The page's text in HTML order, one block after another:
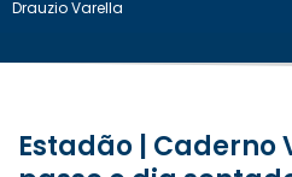
Drauzio Varella
Estadão | Caderno Viva - 'Não